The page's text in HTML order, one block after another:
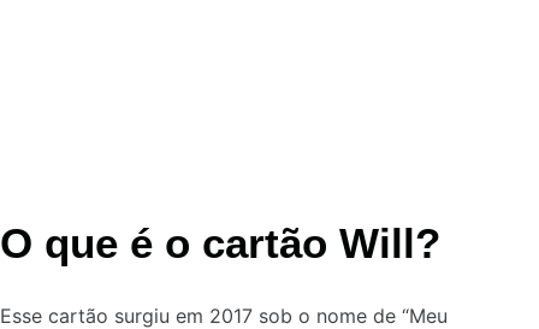
O que é o cartão Will?
Esse cartão surgiu em 2017 sob o nome de “Meu